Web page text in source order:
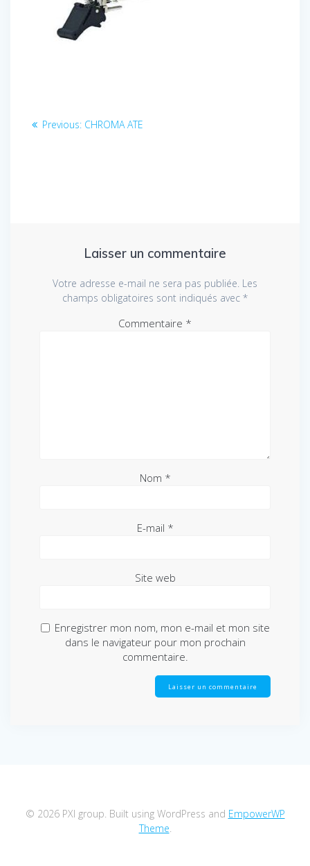
Navigation
Previous: Previous
CHROMA ATE
Laisser un commentaire
Votre adresse e-mail ne sera pas publiée. Les
champs obligatoires sont indiqués avec *
Commentaire *
Nom *
E-mail *
Site web
Enregistrer mon nom, mon e-mail et mon site
dans le navigateur pour mon prochain
commentaire.
© 2026 PXI group. Built using WordPress and EmpowerWP
Theme.